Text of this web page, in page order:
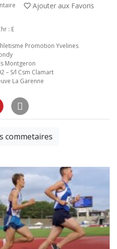
Ajouter aux Favoris
: E
Promotion Yvelines
Montgeron
– S/l Csm Clamart
La Garenne
commetaires